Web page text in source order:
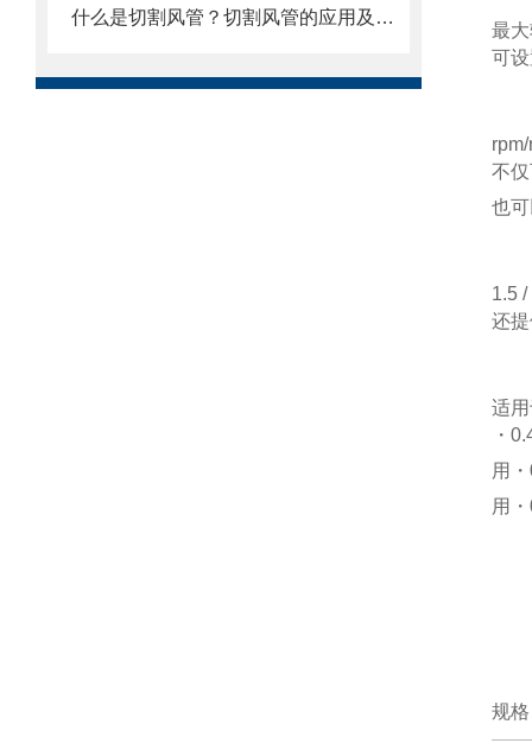
什么是切割风管？切割风管的应用及原理
最
可
不
也
1.5
还
适
・
用
用
规格